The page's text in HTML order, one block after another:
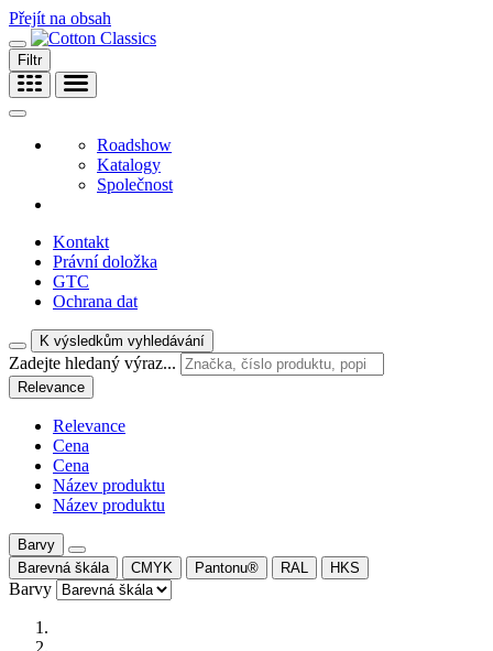
Přejít na obsah
Filtr
Roadshow
Katalogy
Společnost
Kontakt
Právní doložka
GTC
Ochrana dat
K výsledkům vyhledávání
Zadejte hledaný výraz...
Relevance
Relevance
Cena
Cena
Název produktu
Název produktu
Barvy
Barevná škála
CMYK Pantonu® RAL HKS
Barvy